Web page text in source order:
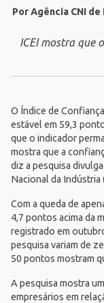
Por Agência CNI
ICEI mostra que
O Índice de
estável em 59,3
que o indicador
mostra que a
diz a pesquisa
Nacional da Indústria
Com a queda de
4,7 pontos acima da
registrado em
pesquisa variam de
50 pontos mostram
A pesquisa mostra
empresários em